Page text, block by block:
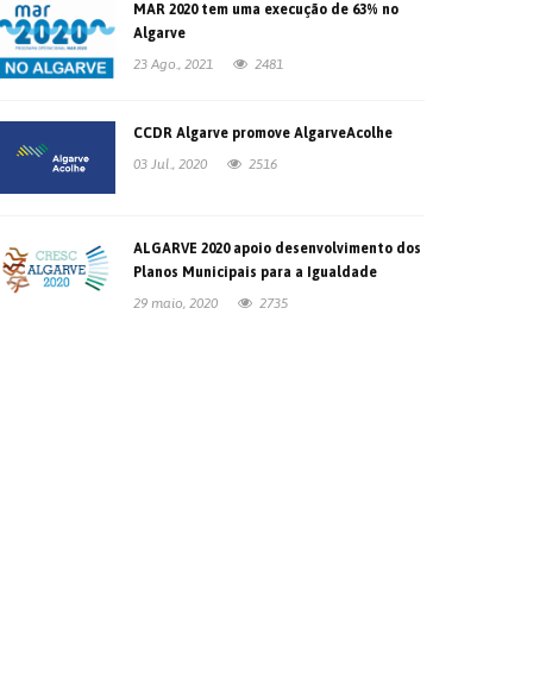
MAR 2020 tem uma execução de 63% no
Algarve
23 Ago., 2021
2481
CCDR Algarve promove AlgarveAcolhe
03 Jul., 2020
2516
ALGARVE 2020 apoio desenvolvimento dos
Planos Municipais para a Igualdade
29 maio, 2020
2735